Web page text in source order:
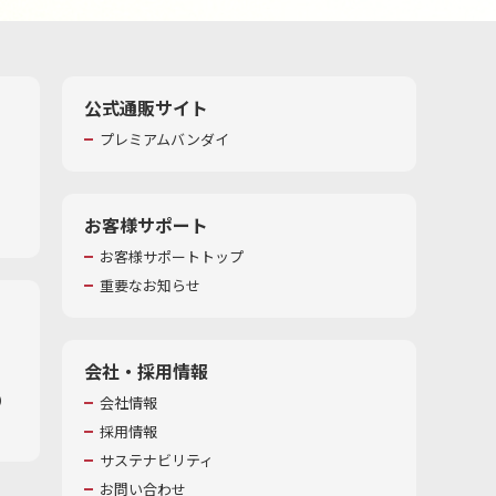
公式通販サイト
プレミアムバンダイ
お客様サポート
お客様サポートトップ
重要なお知らせ
会社・採用情報
会社情報
採用情報
サステナビリティ
お問い合わせ